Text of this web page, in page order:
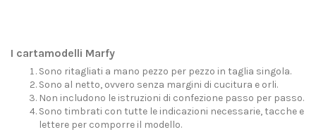
I cartamodelli Marfy
Sono ritagliati a mano pezzo per pezzo in taglia singola.
Sono al netto, ovvero senza margini di cucitura e orli.
Non includono le istruzioni di confezione passo per passo.
Sono timbrati con tutte le indicazioni necessarie, tacche e
lettere per comporre il modello.